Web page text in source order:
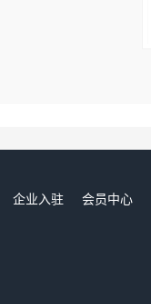
企业入驻 会员中心